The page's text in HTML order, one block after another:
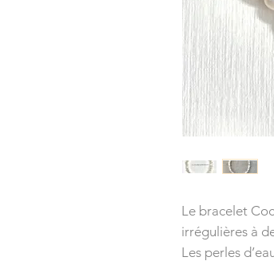
Le bracelet
irrégulières à
Les perles